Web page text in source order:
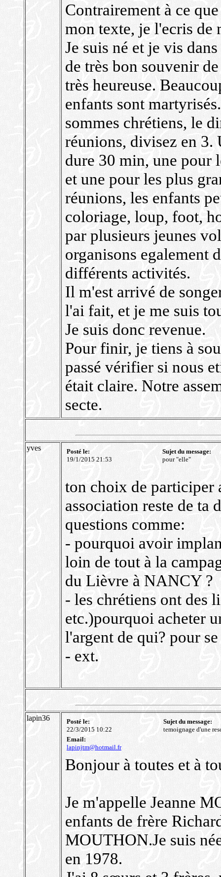
Contrairement à ce
mon texte, je l'ecris de
Je suis né et je vis
de très bon souvenir
très heureuse.
enfants sont
sommes chrétiens, le
réunions, divisez en 3.
dure 30 min, une pour
et une pour les plus
réunions, les enfants
coloriage, loup, foot,
par plusieurs jeunes
organisons egalement
différents activités.
Il m'est arrivé de
l'ai fait, et je me suis
Je suis donc revenue.
Pour finir, je tiens à
passé vérifier si nous
était claire. Notre
secte.
yves
Posté le:
19/1/2015 21:53
Sujet du message:
pour "elle"
ton choix de participer
association reste de ta
questions comme:
- pourquoi avoir
loin de tout à la
du Lièvre à NANCY ?
- les chrétiens ont des
etc.)pourquoi acheter
l'argent de qui? pour
- ext.
lapin36
Posté le:
22/3/2015 10:22
Sujet du message:
temoignage d'une
Email:
lapinjtm@hotmail.fr
Bonjour à toutes et à
Je m'appelle Jeanne
enfants de frère
MOUTHON.Je suis
en 1978.